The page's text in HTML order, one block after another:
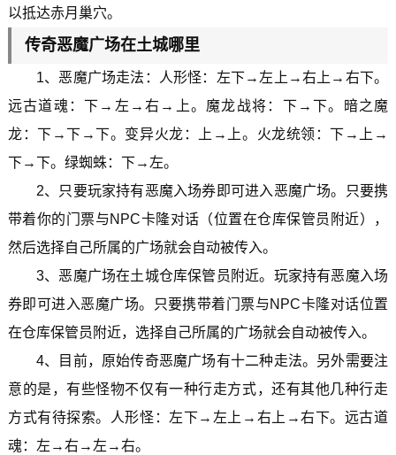
以抵达赤月巢穴。
传奇恶魔广场在土城哪里
1、恶魔广场走法：人形怪：左下→左上→右上→右下。
远古道魂：下→左→右→上。魔龙战将：下→下。暗之魔
龙：下→下→下。变异火龙：上→上。火龙统领：下→上→
下→下。绿蜘蛛：下→左。
2、只要玩家持有恶魔入场券即可进入恶魔广场。只要携
带着你的门票与NPC卡隆对话（位置在仓库保管员附近），
然后选择自己所属的广场就会自动被传入。
3、恶魔广场在土城仓库保管员附近。玩家持有恶魔入场
券即可进入恶魔广场。只要携带着门票与NPC卡隆对话位置
在仓库保管员附近，选择自己所属的广场就会自动被传入。
4、目前，原始传奇恶魔广场有十二种走法。另外需要注
意的是，有些怪物不仅有一种行走方式，还有其他几种行走
方式有待探索。人形怪：左下→左上→右上→右下。远古道
魂：左→右→左→右。